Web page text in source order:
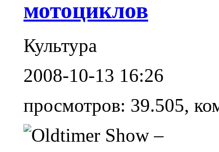
мотоциклов
Культура
2008-10-13 16:26
просмотров: 39.505,